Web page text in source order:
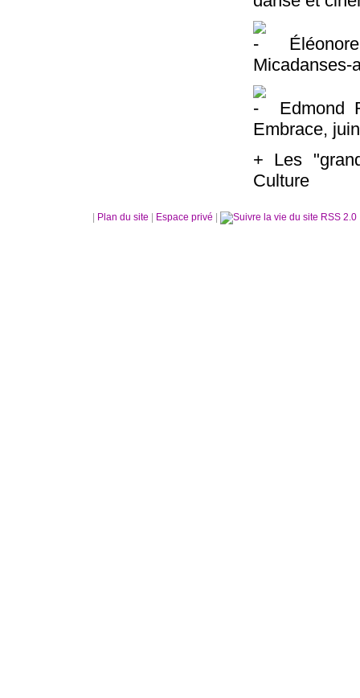
Micadanses-
Edmond
Embrace,
+ Les
Culture
Plan du site Espace privé RSS 2.0